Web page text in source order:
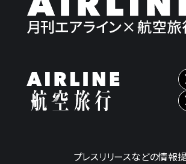
プレスリリースなどの情報